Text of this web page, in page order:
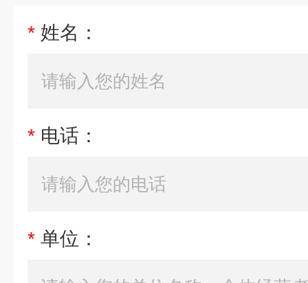
* 姓名：
* 电话：
* 单位：